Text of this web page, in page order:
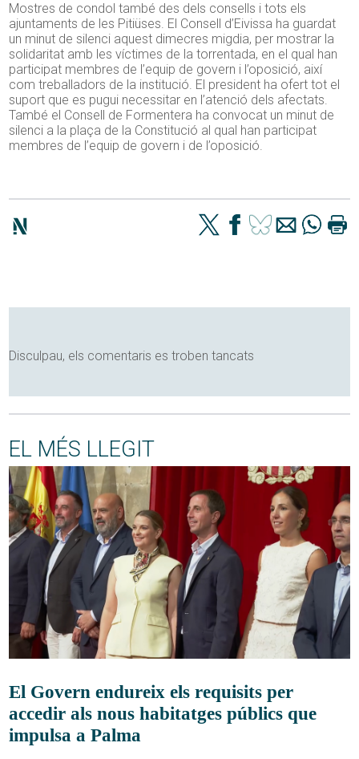
Mostres de condol també des dels consells i tots els
ajuntaments de les Pitiüses. El Consell d’Eivissa ha guardat
un minut de silenci aquest dimecres migdia, per mostrar la
solidaritat amb les víctimes de la torrentada, en el qual han
participat membres de l’equip de govern i l’oposició, així
com treballadors de la institució. El president ha ofert tot el
suport que es pugui necessitar en l’atenció dels afectats.
També el Consell de Formentera ha convocat un minut de
silenci a la plaça de la Constitució al qual han participat
membres de l’equip de govern i de l’oposició.
Disculpau, els comentaris es troben tancats
EL MÉS LLEGIT
El Govern endureix els requisits per
accedir als nous habitatges públics que
impulsa a Palma